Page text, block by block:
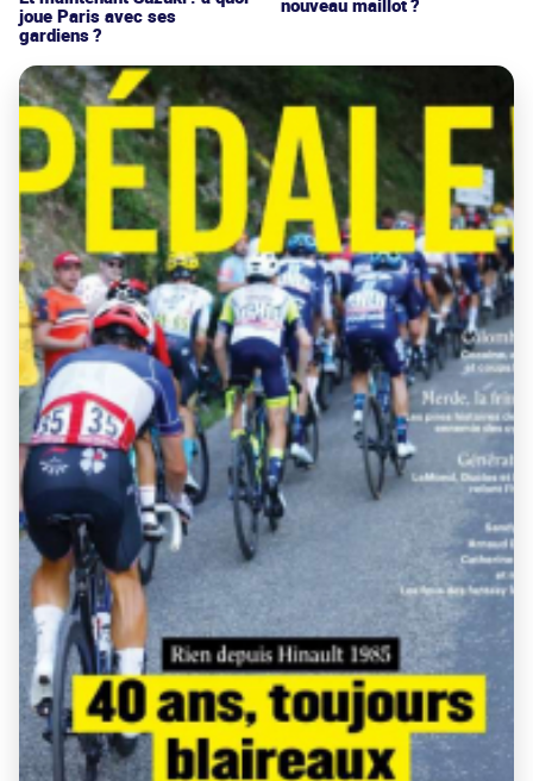
joue Paris avec ses
gardiens ?
nouveau maillot ?